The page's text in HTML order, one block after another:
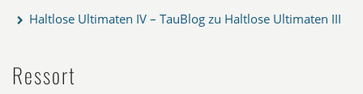
Haltlose Ultimaten IV – TauBlog zu Haltlose Ultimaten III
Ressort